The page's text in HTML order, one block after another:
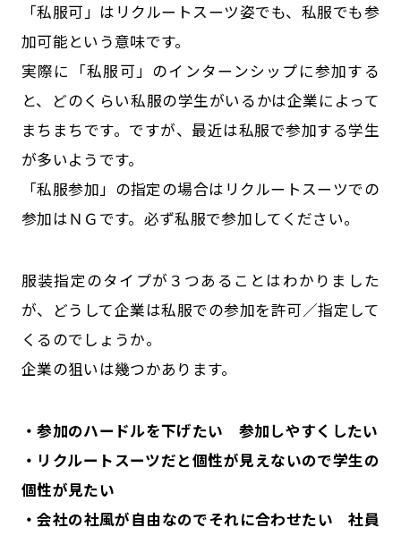
「私服可」はリクルートスーツ姿でも、私服でも参
加可能という意味です。
実際に「私服可」のインターンシップに参加する
と、どのくらい私服の学生がいるかは企業によって
まちまちです。ですが、最近は私服で参加する学生
が多いようです。
「私服参加」の指定の場合はリクルートスーツでの
参加はＮＧです。必ず私服で参加してください。
服装指定のタイプが３つあることはわかりました
が、どうして企業は私服での参加を許可／指定して
くるのでしょうか。
企業の狙いは幾つかあります。
・参加のハードルを下げたい 参加しやすくしたい
・リクルートスーツだと個性が見えないので学生の
個性が見たい
・会社の社風が自由なのでそれに合わせたい 社員